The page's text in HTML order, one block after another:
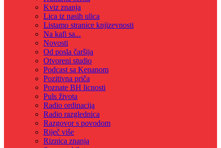
Kviz znanja
Lica iz nasih ulica
Listamo stranice knjizevnosti
Na kafi sa...
Novosti
Od posla čaršija
Otvoreni studio
Podcast sa Kenanom
Pozitivna priča
Poznate BH licnosti
Puls života
Radio ordinacija
Radio razglednica
Razgovor s povodom
Riječ više
Riznica znanja